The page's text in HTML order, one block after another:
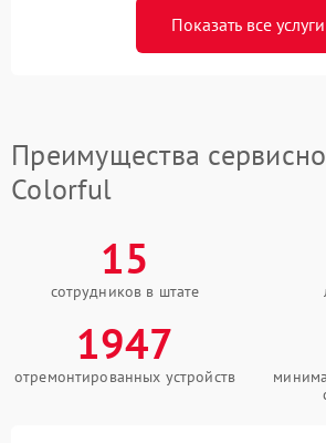
Показать все услуги
Преимущества
Colorful
15
сотрудников в штате
1947
отремонтированных устройств